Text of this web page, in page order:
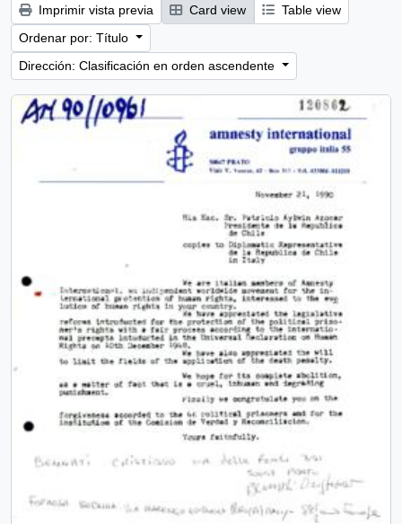
Imprimir vista previa Card view
Table view
Ordenar por: Título
Dirección: Clasificación en orden ascendente